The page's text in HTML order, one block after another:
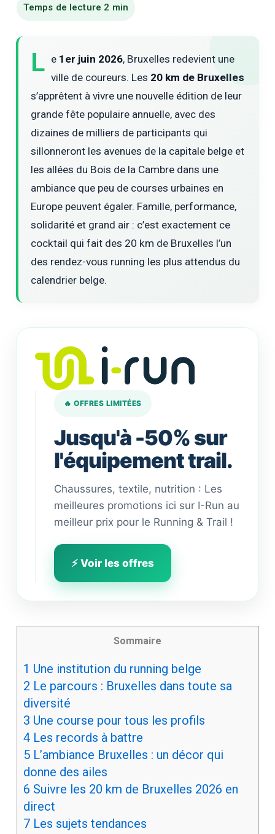
L e 1er juin 2026, Bruxelles redevient une
ville de coureurs. Les 20 km de Bruxelles
s’apprêtent à vivre une nouvelle édition de leur
grande fête populaire annuelle, avec des
dizaines de milliers de participants qui
sillonneront les avenues de la capitale belge et
les allées du Bois de la Cambre dans une
ambiance que peu de courses urbaines en
Europe peuvent égaler. Famille, performance,
solidarité et grand air : c’est exactement ce
cocktail qui fait des 20 km de Bruxelles l’un
des rendez-vous running les plus attendus du
calendrier belge.
🔥 OFFRES LIMITÉES
Jusqu'à -50% sur
l'équipement trail.
Chaussures, textile, nutrition : Les
meilleures promotions ici sur I-Run au
meilleur prix pour le Running & Trail !
⚡ Voir les offres
Sommaire
1 Une institution du running belge
2 Le parcours : Bruxelles dans toute sa
diversité
3 Une course pour tous les profils
4Les records à battre
5L’ambiance Bruxelles : un décor qui
donne des ailes
6 Suivre les 20 km de Bruxelles 2026 en
direct
7Les sujets tendances